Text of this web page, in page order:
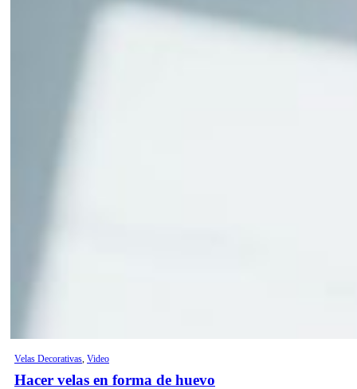
Velas Decorativas Video
Hacer velas en forma de huevo